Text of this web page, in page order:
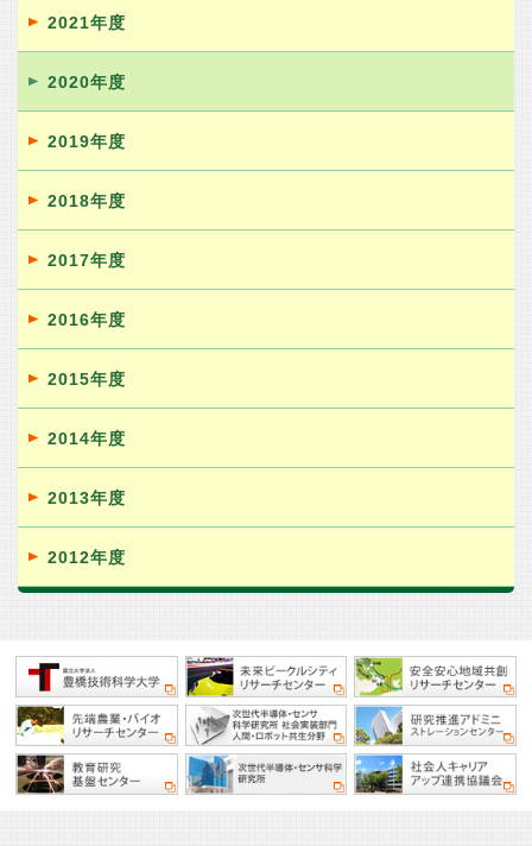
2021年度
2020年度
2019年度
2018年度
2017年度
2016年度
2015年度
2014年度
2013年度
2012年度